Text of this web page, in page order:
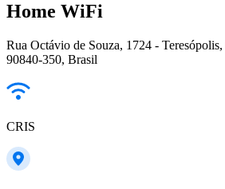
Home WiFi
Rua Octávio de Souza, 1724 -
90840-350, Brasil
CRIS